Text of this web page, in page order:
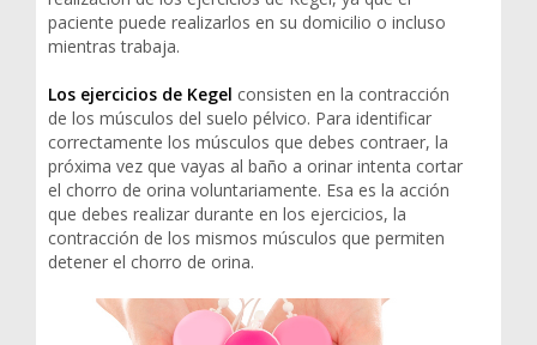
paciente puede realizarlos en su domicilio o incluso
mientras trabaja.
Los ejercicios de Kegel consisten en la contracción
de los músculos del suelo pélvico. Para identificar
correctamente los músculos que debes contraer, la
próxima vez que vayas al baño a orinar intenta cortar
el chorro de orina voluntariamente. Esa es la acción
que debes realizar durante en los ejercicios, la
contracción de los mismos músculos que permiten
detener el chorro de orina.